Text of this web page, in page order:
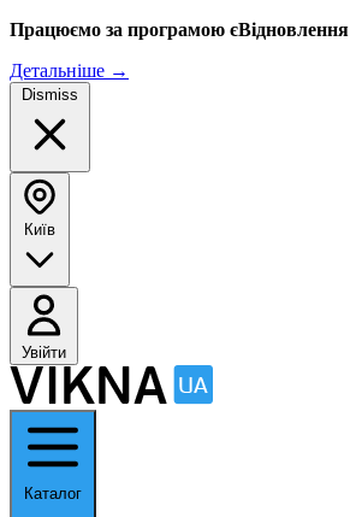
Працюємо за програмою єВідновлення
Детальніше →
Dismiss
Київ
Увійти
Каталог